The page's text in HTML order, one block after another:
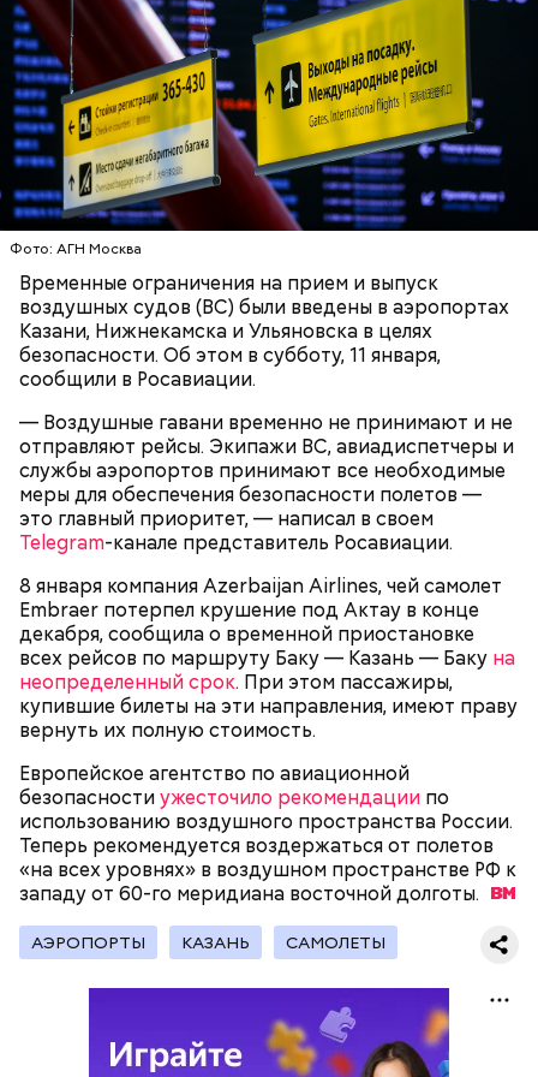
Фото: АГН Москва
Временные ограничения на прием и выпуск
воздушных судов (ВС) были введены в аэропортах
Казани, Нижнекамска и Ульяновска в целях
безопасности. Об этом в субботу, 11 января,
сообщили в Росавиации.
— Воздушные гавани временно не принимают и не
отправляют рейсы. Экипажи ВС, авиадиспетчеры и
службы аэропортов принимают все необходимые
меры для обеспечения безопасности полетов —
это главный приоритет, — написал в своем
Telegram-канале представитель Росавиации.
8 января компания Azerbaijan Airlines, чей самолет
Embraer потерпел крушение под Актау в конце
декабря, сообщила о временной приостановке
всех рейсов по маршруту Баку — Казань — Баку на
неопределенный срок. При этом пассажиры,
купившие билеты на эти направления, имеют праву
вернуть их полную стоимость.
Европейское агентство по авиационной
безопасностиужесточило рекомендации по
использованию воздушного пространства России.
Теперь рекомендуется воздержаться от полетов
«на всех уровнях» в воздушном пространстве РФ к
западу от 60-го меридиана восточнойдолготы.
АЭРОПОРТЫ КАЗАНЬ САМОЛЕТЫ
Молодого человека задержали. На первом же
допросе он признался, что планировал отравить
только отчима. Тогда следователи посчитали, что
мотивом преступления была квартира родителей,
которая в случае их смерти перешла бы сыну. Но
спустя несколько дней Миссюра заявил, что ранее
Кто еще был жертвой Миссюры
Первой жертвой Миссюры была его девушка.
Именно на ней молодой человек впервые испытал
химикаты, купленные в интернет-магазине. 13
января 2024 года он подсыпал дихлорэтан в
коктейль возлюбленной, отчего у нее случился
инсульт. Девушка неделю
провела в коме, а после
выписки из больницы узнала, что Миссюра
оформил на нее несколько кредитов.
Примечательно, что летом 2023 года на Мутаева
неизвестный несколько раз выстрелил в
спортсмена из травматического пистолета, а боец
открыл огоньв ответ.
Как идет расследование
Вскоре в качестве главного подозреваемого в
убийстве спортсмена арестовали его 18-летнего
знакомого Надырхана Кадирханова. На допросе он
признал вину и показал следователям, как именно
совершил преступление и где спрятал оружие, из
которого застрелил Мутаева.